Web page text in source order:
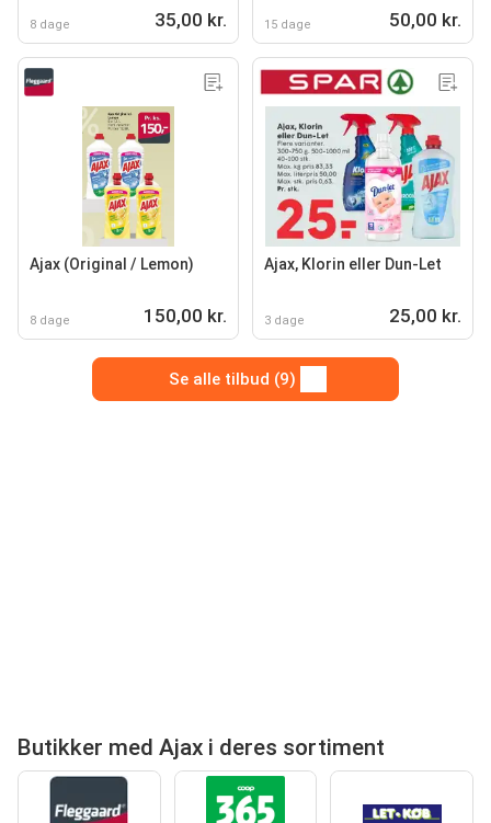
8 dage 35,00 kr. 15 dage 50,00 kr.
Ajax (Original / Lemon)
8 dage 150,00 kr.
Ajax, Klorin eller Dun-Let
3 dage 25,00 kr.
Se alle tilbud (9)
Butikker med Ajax i deres sortiment